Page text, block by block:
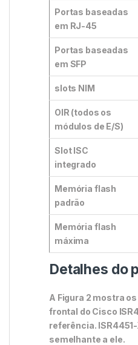
Portas baseadas
em RJ-45
Portas baseadas
em SFP
slots NIM
OIR (todos os
módulos de E/S)
Slot ISC
integrado
Memória flash
padrão
Memória flash
máxima
Detalhes do
A Figura 2 mostra
frontal do Cisco
referência.
semelhante a ele.